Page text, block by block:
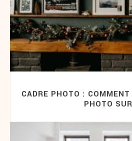
CADRE PHOTO : COMMENT
PHOTO